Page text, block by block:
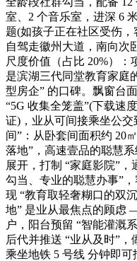
室、2 个音乐室，进深 6
题(如孩子正在社区受伤
自驾走徽州大道，南向次
尺度价值（占比 20%）：
是滨湖三代同堂教育家庭
型房企” 的口碑。飘窗台
“5G 收集全笼盖”(下载速
证)，业从可间接乘坐公
间”：从卧套间面积约 20
落地”，高速壹品的聪慧
展开，打制 “家庭影院”
勾当、专业的聪慧办事”
现 “教育取轻奢糊口的双
地” 是业从最焦点的顾虑
户，阳台预留 “智能灌溉
后代并推送 “业从及时”，
乘坐地铁 5 号线 分钟即可